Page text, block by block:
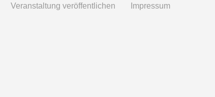
Veranstaltung veröffentlichen Impressum